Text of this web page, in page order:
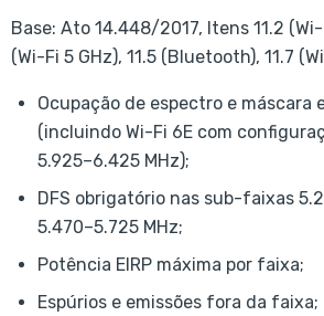
Base: Ato 14.448/2017, Itens 11.2 (Wi-
(Wi-Fi 5 GHz), 11.5 (Bluetooth), 11.7
Ocupação de espectro e máscara
(incluindo Wi-Fi 6E com
5.925–6.425 MHz);
DFS obrigatório nas sub-faixas
5.470–5.725 MHz;
Potência EIRP máxima por faixa;
Espúrios e emissões fora da faixa;